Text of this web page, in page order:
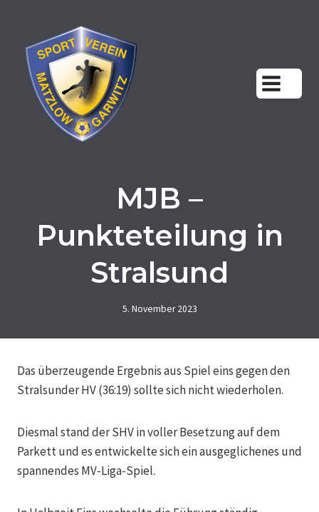
springen
MJB –
Punkteteilung in
Stralsund
5. November 2023
Das überzeugende Ergebnis aus Spiel eins gegen den
Stralsunder HV (36:19) sollte sich nicht wiederholen.
Diesmal stand der SHV in voller Besetzung auf dem
Parkett und es entwickelte sich ein ausgeglichenes und
spannendes MV-Liga-Spiel.